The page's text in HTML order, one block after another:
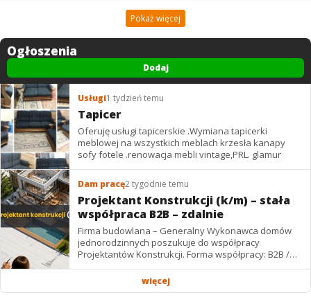
Pokaż więcej
Ogłoszenia
Dodaj
Usługi1 tydzień temu
Tapicer
Oferuję usługi tapicerskie .Wymiana tapicerki
meblowej na wszystkich meblach krzesła kanapy
sofy fotele .renowacja mebli vintage,PRL. glamur
Dam pracę2 tygodnie temu
Projektant Konstrukcji (k/m) – stała
współpraca B2B – zdalnie
Firma budowlana – Generalny Wykonawca domów
jednorodzinnych poszukuje do współpracy
Projektantów Konstrukcji. Forma współpracy: B2B /
więcej